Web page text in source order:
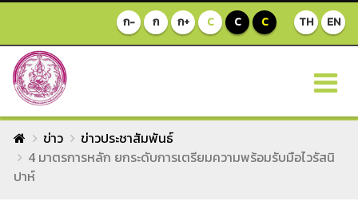
TH EN
ก- ก ก+ C C C
ข่าว
ข่าวประชาสัมพันธ์
4 มาตรการหลัก ยกระดับการเตรียมความพร้อมรับมือไวรัสนิ
ปาห์